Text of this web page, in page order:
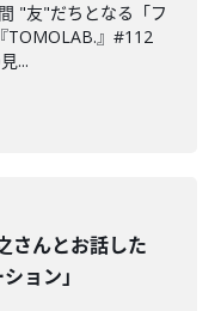
"友"だちとなる「フ
TOMOLAB.』#112
...
んとお話した
ョン」